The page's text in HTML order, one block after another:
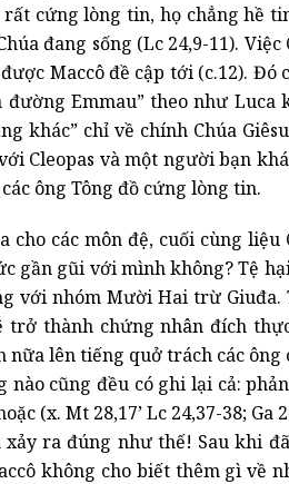
cứng lòng tin, họ chẳng hề
đang sống (Lc 24,9-11). Việc
Maccô đề cập tới (c.12). Đó
Emmau” theo như Luca
khác” chỉ về chính Chúa
Cleopas và một người bạn
ông Tông đồ cứng lòng tin.
các môn đệ, cuối cùng liệu
gần gũi với mình không? Tệ
với nhóm Mười Hai trừ Giuđa.
trở thành chứng nhân đích
nữa lên tiếng quở trách các ông
nào cũng đều có ghi lại cả:
(x. Mt 28,17’ Lc 24,37-38; Ga
xảy ra đúng như thế! Sau khi
không cho biết thêm gì về